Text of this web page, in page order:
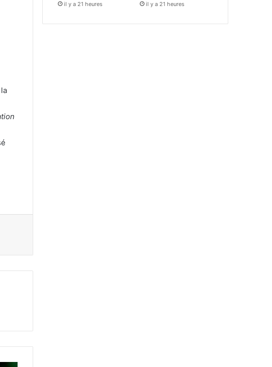
il y a 21 heures il y a 21 heures